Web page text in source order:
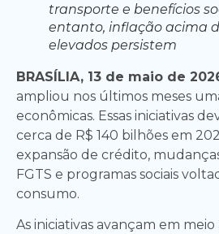
transporte e benefícios
entanto, inflação acima
elevados persistem
BRASÍLIA, 13 de maio de
ampliou nos últimos meses
econômicas. Essas iniciativas
cerca de R$ 140 bilhões em
expansão de crédito,
FGTS e programas sociais
consumo.
As iniciativas avançam em